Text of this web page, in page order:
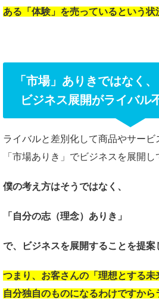
ある「体験」を売っているという状
「市場」ありきではなく
ビジネス展開がライバル
ライバルと差別化して商品やサー
「市場ありき」でビジネスを展開し
僕の考え方はそうではなく、
「自分の志（理念）ありき」
で、ビジネスを展開することを提案
つまり、お客さんの 「理想とする
自分独自のものになるわけですから